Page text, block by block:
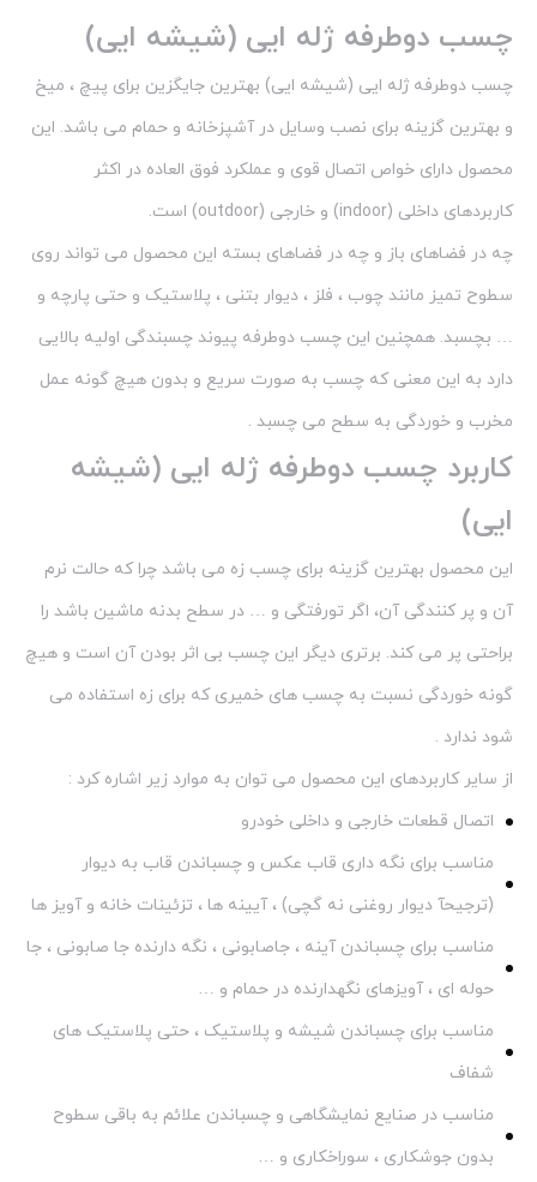
چسب دوطرفه ژله ایی (شیشه ایی)
چسب دوطرفه ژله ایی (شیشه ایی) بهترین جایگزین برای پیچ ، میخ
و بهترین گزینه برای نصب وسایل در آشپزخانه و حمام می باشد. این
محصول دارای خواص اتصال قوی و عملکرد فوق العاده در اکثر
کاربردهای داخلی (indoor) و خارجی (outdoor) است.
چه در فضاهای باز و چه در فضاهای بسته این محصول می تواند روی
سطوح تمیز مانند چوب ، فلز ، دیوار بتنی ، پلاستیک و حتی پارچه و
… بچسبد. همچنین این چسب دوطرفه پیوند چسبندگی اولیه بالایی
دارد به این معنی که چسب به صورت سریع و بدون هیچ گونه عمل
مخرب و خوردگی به سطح می چسبد .
کاربرد چسب دوطرفه ژله ایی (شیشه
ایی)
این محصول بهترین گزینه برای چسب زه می باشد چرا که حالت نرم
آن و پر کنندگی آن، اگر تورفتگی و … در سطح بدنه ماشین باشد را
براحتی پر می کند. برتری دیگر این چسب بی اثر بودن آن است و هیچ
گونه خوردگی نسبت به چسب های خمیری که برای زه استفاده می
شود ندارد .
از سایر کاربردهای این محصول می توان به موارد زیر اشاره کرد :
اتصال قطعات خارجی و داخلی خودرو
مناسب برای نگه داری قاب عکس و چسباندن قاب به دیوار
(ترجیحآ دیوار روغنی نه گچی) ، آیینه ها ، تزئینات خانه و آویز ها
مناسب برای چسباندن آینه ، جاصابونی ، نگه دارنده جا صابونی ، جا
حوله ای ، آویزهای نگهدارنده در حمام و …
مناسب برای چسباندن شیشه و پلاستیک ، حتی پلاستیک های
شفاف
مناسب در صنایع نمایشگاهی و چسباندن علائم به باقی سطوح
بدون جوشکاری ، سوراخکاری و …